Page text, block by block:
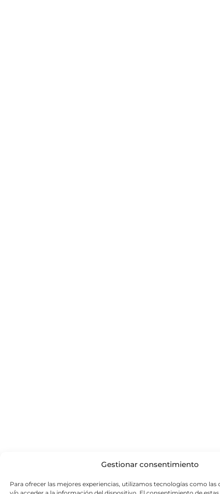
Gestionar consentimiento
Para ofrecer las mejores experiencias, utilizamos tecnologías como las